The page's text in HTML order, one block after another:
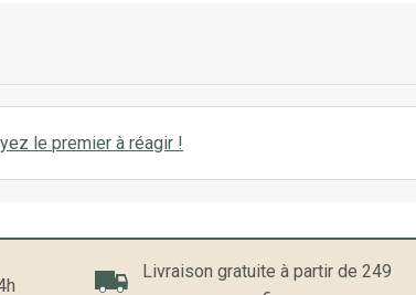
le premier à réagir !
Livraison gratuite à partir de 249